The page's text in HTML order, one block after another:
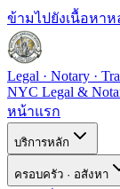
ข้ามไปยังเนื้อหาห
Legal · Notary ·
NYC Legal &
หน้าแรก
บริการหลัก
ครอบครัว · อสังหา